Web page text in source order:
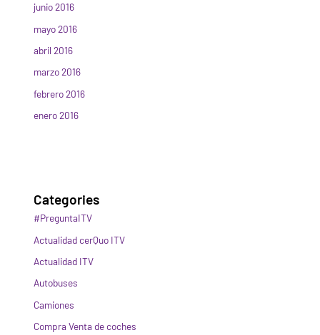
junio 2016
mayo 2016
abril 2016
marzo 2016
febrero 2016
enero 2016
Categories
#PreguntaITV
Actualidad cerQuo ITV
Actualidad ITV
Autobuses
Camiones
Compra Venta de coches